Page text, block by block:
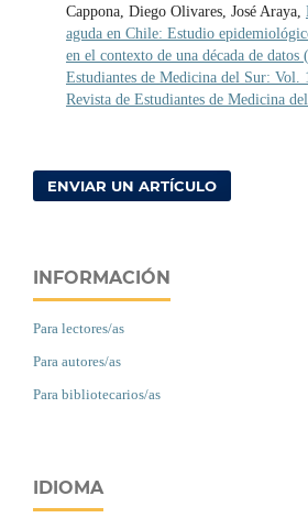
Cappona, Diego Olivares, José Araya,
aguda en Chile: Estudio
en el contexto de una década de datos
Estudiantes de Medicina del Sur: Vol.
Revista de Estudiantes de Medicina
ENVIAR UN ARTÍCULO
INFORMACIÓN
Para lectores/as
Para autores/as
Para bibliotecarios/as
IDIOMA